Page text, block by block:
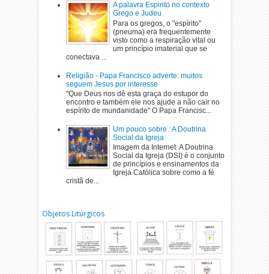
A palavra Espirito no contexto
Grego e Judeu
Para os gregos, o "espírito"
(pneuma) era frequentemente
visto como a respiração vital ou
um princípio imaterial que se
conectava ...
Religião - Papa Francisco adverte: muitos
seguem Jesus por interesse
"Que Deus nos dê esta graça do estupor do
encontro e também ele nos ajude a não cair no
espírito de mundanidade" O Papa Francisc...
Um pouco sobre : A Doutrina
Social da Igreja
Imagem da Internet A Doutrina
Social da Igreja (DSI) é o conjunto
de princípios e ensinamentos da
Igreja Católica sobre como a fé
cristã de...
Objetos Litúrgicos